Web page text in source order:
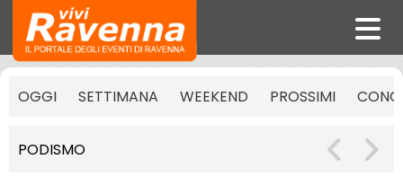
OGGI SETTIMANA WEEKEND PROSSIMI
PODISMO